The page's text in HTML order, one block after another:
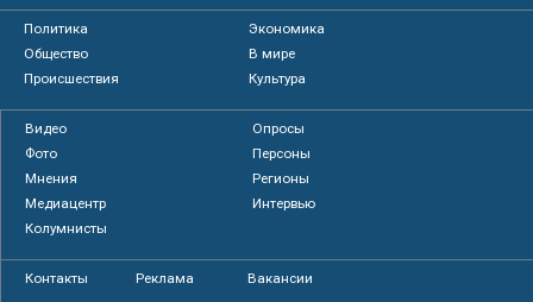
Политика
Экономика
Общество
В мире
Происшествия
Культура
Видео
Опросы
Фото
Персоны
Мнения
Регионы
Медиацентр
Интервью
Колумнисты
Контакты Реклама Вакансии